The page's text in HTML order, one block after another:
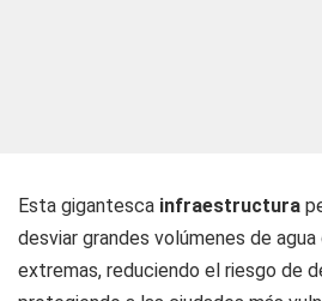
Esta gigantesca infraestructura
desviar grandes volúmenes de agua
extremas, reduciendo el riesgo de